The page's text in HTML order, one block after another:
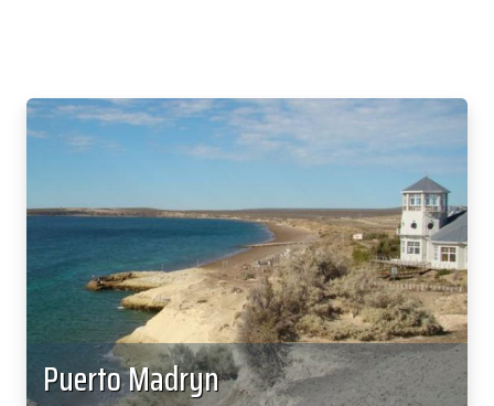
Puerto Madryn